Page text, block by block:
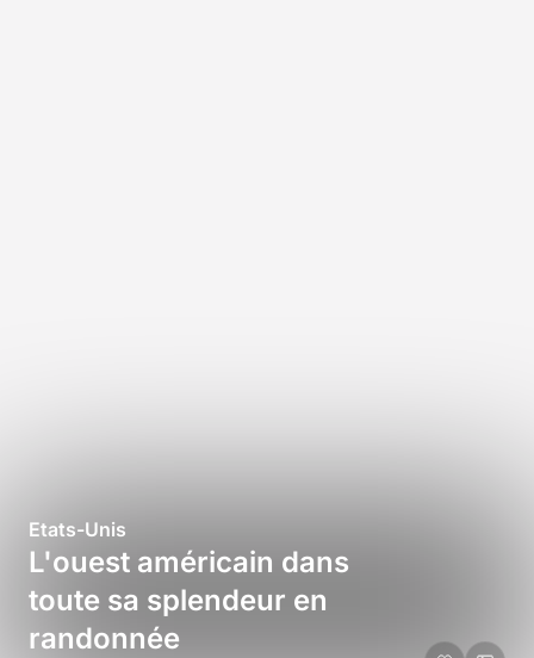
Etats-Unis
L'ouest américain dans
toute sa splendeur en
randonnée